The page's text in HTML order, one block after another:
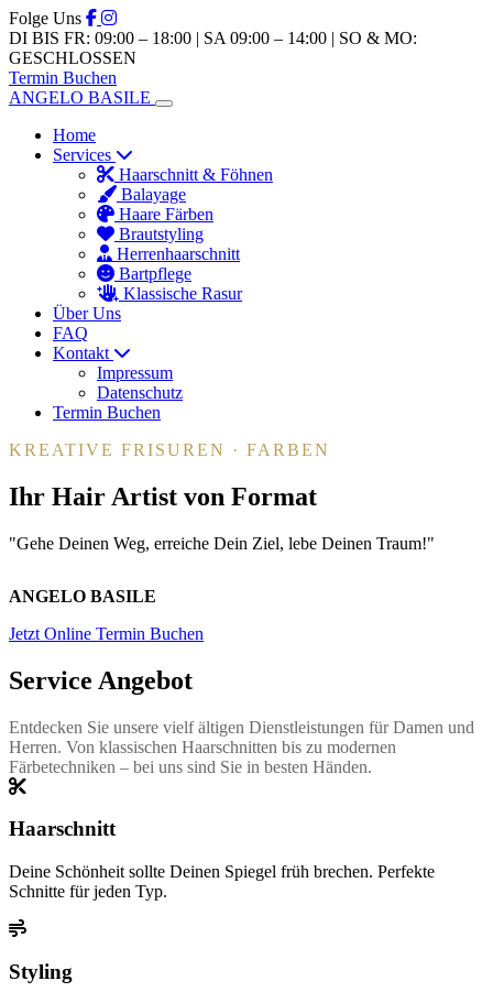
Folge Uns
DI BIS FR: 09:00 – 18:00 | SA 09:00 – 14:00 | SO & MO:
GESCHLOSSEN
Termin Buchen
ANGELO BASILE
Home
Services
Haarschnitt & Föhnen
Balayage
Haare Färben
Brautstyling
Herrenhaarschnitt
Bartpflege
Klassische Rasur
Über Uns
FAQ
Kontakt
Impressum
Datenschutz
Termin Buchen
KREATIVE FRISUREN · FARBEN
Ihr Hair Artist von Format
"Gehe Deinen Weg, erreiche Dein Ziel, lebe Deinen Traum!"
ANGELO BASILE
Jetzt Online Termin Buchen
Service Angebot
Entdecken Sie unsere vielf ältigen Dienstleistungen für Damen und
Herren. Von klassischen Haarschnitten bis zu modernen
Färbetechniken – bei uns sind Sie in besten Händen.
Haarschnitt
Deine Schönheit sollte Deinen Spiegel früh brechen. Perfekte
Schnitte für jeden Typ.
Styling